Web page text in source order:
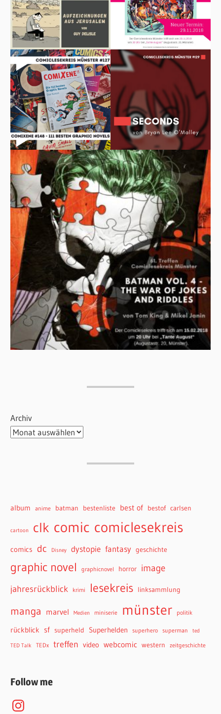
Archiv
album anime batman bestenliste best of bestof carlsen
cartoon clk comic comiclesekreis
comics dc Disney dystopie fantasy geschichte
graphic novel graphicnovel horror image
jahresrückblick krimi lesekreis linksammlung
manga marvel Medien miniserie münster politik
rückblick sf superheld Superhelden superhero superman ted
TED Talk TEDx treffen video webcomic western zeitgeschichte
Follow me
Instagram